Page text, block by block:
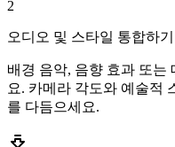
2
오디오 및 스타일 통합하기
배경 음악, 음향 효과 또는
요. 카메라 각도와 예술적
를 다듬으세요.